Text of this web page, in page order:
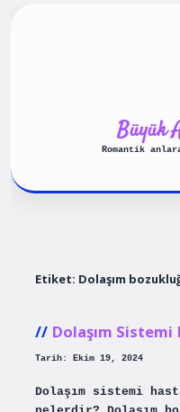
Büyük
Romantik
Etiket: Dolaşım
Dolaşım Sistemi
Tarih: Ekim 19, 2024
Dolaşım sistemi